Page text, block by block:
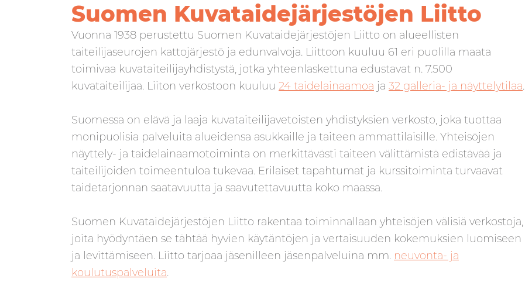
Suomen Kuvataidejärjestöjen Liitto
Vuonna 1938 perustettu Suomen Kuvataidejärjestöjen Liitto on alueellisten
taiteilijaseurojen kattojärjestö ja edunvalvoja. Liittoon kuuluu 61 eri puolilla maata
toimivaa kuvataiteilijayhdistystä, jotka yhteenlaskettuna edustavat n. 7.500
kuvataiteilijaa. Liiton verkostoon kuuluu 24 taidelainaamoa ja 32 galleria- ja näyttelytilaa.
Suomessa on elävä ja laaja kuvataiteilijavetoisten yhdistyksien verkosto, joka tuottaa
monipuolisia palveluita alueidensa asukkaille ja taiteen ammattilaisille. Yhteisöjen
näyttely- ja taidelainaamotoiminta on merkittävästi taiteen välittämistä edistävää ja
taiteilijoiden toimeentuloa tukevaa. Erilaiset tapahtumat ja kurssitoiminta turvaavat
taidetarjonnan saatavuutta ja saavutettavuutta koko maassa.
Suomen Kuvataidejärjestöjen Liitto rakentaa toiminnallaan yhteisöjen välisiä verkostoja,
joita hyödyntäen se tähtää hyvien käytäntöjen ja vertaisuuden kokemuksien luomiseen
ja levittämiseen. Liitto tarjoaa jäsenilleen jäsenpalveluina mm. neuvonta- ja
koulutuspalveluita.